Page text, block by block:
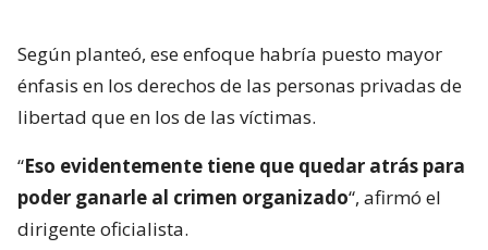
Según planteó, ese enfoque habría puesto mayor
énfasis en los derechos de las personas privadas de
libertad que en los de las víctimas.
“Eso evidentemente tiene que quedar atrás para
poder ganarle al crimen organizado“, afirmó el
dirigente oficialista.